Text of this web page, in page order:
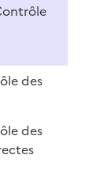
des
des